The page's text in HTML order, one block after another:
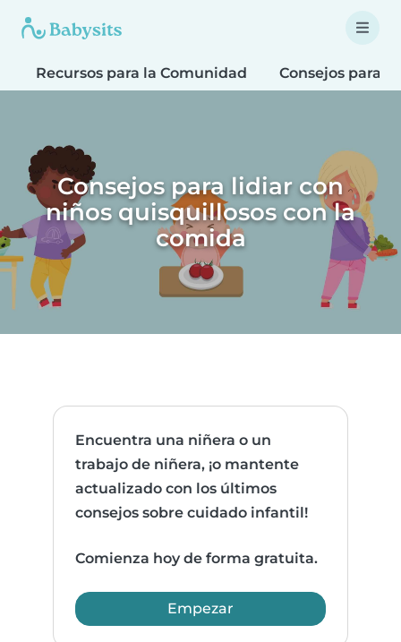
Recursos para la Comunidad Consejos para
Consejos para lidiar con
niños quisquillosos con la
comida
Encuentra una niñera o un
trabajo de niñera, ¡o mantente
actualizado con los últimos
consejos sobre cuidado infantil!
Comienza hoy de forma gratuita.
Empezar